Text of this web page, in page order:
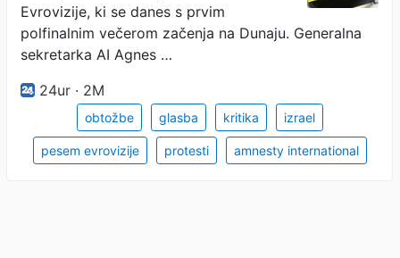
Evrovizije, ki se danes s prvim
polfinalnim večerom začenja na Dunaju. Generalna
sekretarka AI Agnes …
24ur · 2M
obtožbe glasba kritika izrael
pesem evrovizije protesti amnesty international